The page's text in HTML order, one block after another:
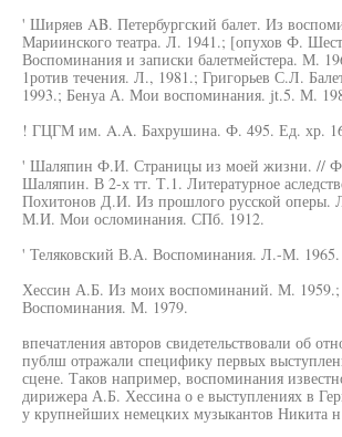
' Ширяев AB. Петербургский балет. Из
Мариинского театра. Л. 1941.; [опухов Ф.
Воспоминания и записки балетмейстера. М.
1ротив течения. Л., 1981.; Григорьев С.Л.
1993.; Бенуа А. Мои воспоминания. jt.5. М.
! ГЦГМ им. A.A. Бахрушина. Ф. 495. Ед. хр.
' Шаляпин Ф.И. Страницы из моей жизни. //
Шаляпин. В 2-х тт. Т.1. Литературное
Похитонов Д.И. Из прошлого русской оперы.
М.И. Мои осломинания. СПб. 1912.
' Теляковский В.А. Воспоминания. Л.-М. 1965.
Хессин А.Б. Из моих воспоминаний. М.
Воспоминания. М. 1979.
впечатления авторов свидетельствовали об
публш отражали специфику первых
сцене. Таков например, воспоминания
дирижера А.Б. Хессина о е выступлениях в
у крупнейших немецких музыкантов Никита